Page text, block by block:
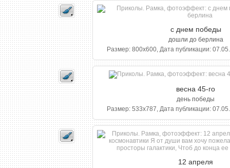
c днем победы
дошли до берлина
Размер: 800x600, Дата публикации:
весна 45-го
день победы
Размер: 533x787, Дата публикации:
12 апреля